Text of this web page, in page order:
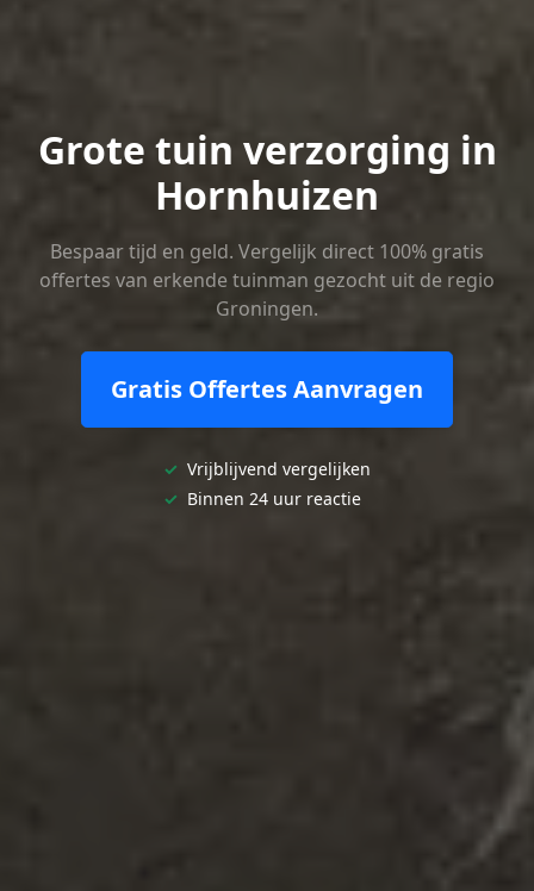
Grote tuin verzorging in
Hornhuizen
Bespaar tijd en geld. Vergelijk direct 100% gratis
offertes van erkende tuinman gezocht uit de regio
Groningen.
Gratis Offertes Aanvragen
✓ Vrijblijvend vergelijken
✓ Binnen 24 uur reactie